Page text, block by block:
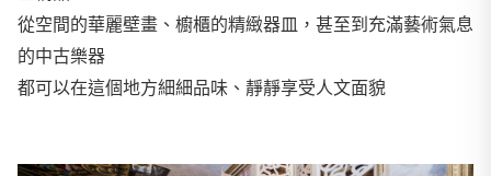
從空間的華麗壁畫、櫥櫃的精緻器皿，甚至到充滿藝術氣息
的中古樂器
都可以在這個地方細細品味、靜靜享受人文面貌